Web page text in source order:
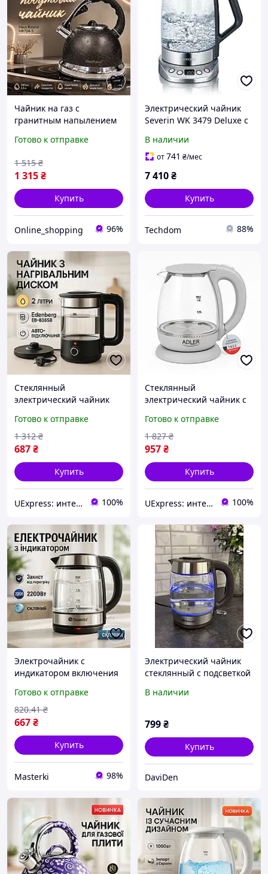
Чайник на газ с
гранитным напылением
повседневного
Современные чайники
для нагрева воды 3.5л
Готово к отправке
1 315₴
1 515 ₴
Купить
Online_shopping 96%
Электрический чайник
Severin WK 3479 Deluxe с
В наличии
от741 ₴/мес
7 410₴
Купить
Techdom 88%
Стеклянный
электрический чайник
электрочайник,
Надежный
электрочайник TM-57
Готово к отправке
687₴
1 312 ₴
Купить
UExpress: интернет-магазин 100%
Стеклянный
электрический чайник с
качественный, Мощный
кухонный чайник TF-54
Готово к отправке
957₴
1 827 ₴
Купить
UExpress: интернет-магазин 100%
Электрочайник с
индикатором включения
2200Вт, Современный
электрочайник
стеклянный SM-86
Готово к отправке
667₴
820.41 ₴
Купить
Masterki 98%
Электрический чайник
стеклянный с подсветкой
автоотключения 1,7 л
кухонный чайник для
В наличии
799₴
Купить
DaviDen